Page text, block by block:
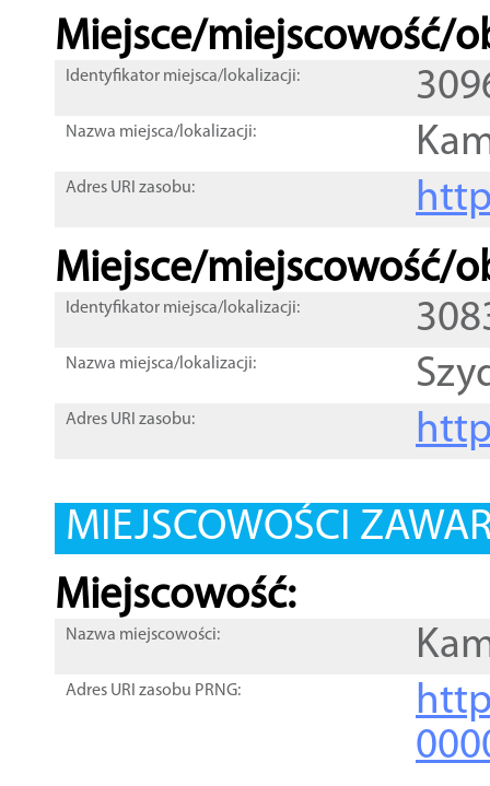
Miejsce/miejscowość/
Identyfikator miejsca/lokalizacji:
Nazwa miejsca/lokalizacji:
Adres URI zasobu:
Miejsce/miejscowość/
Identyfikator miejsca/lokalizacji:
Nazwa miejsca/lokalizacji:
Adres URI zasobu:
MIEJSCOWOŚCI
Miejscowość:
Nazwa miejscowości:
Adres URI zasobu PRNG: